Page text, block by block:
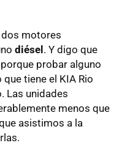
dos motores
diésel. Y digo que
probar alguno
tiene el KIA Rio
Las unidades
menos que
asistimos a la